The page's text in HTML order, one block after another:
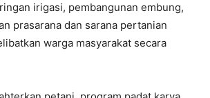
irigasi, pembangunan embung,
prasarana dan sarana pertanian
warga masyarakat secara